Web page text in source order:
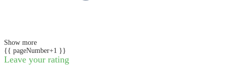
Show more
{{ pageNumber+1 }}
Leave your rating